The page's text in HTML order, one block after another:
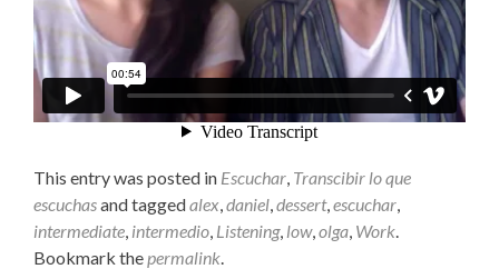
This entry was posted in Escuchar, Transcibir lo que
escuchasand taggedalex,daniel,dessert,escuchar,
intermediate, intermedio, Listening, low,olga, Work.
Bookmark thepermalink.